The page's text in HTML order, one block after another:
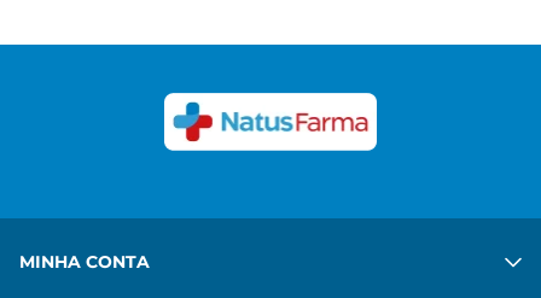
Congue felis aenean mauris sed platea diam. Porta
commodo, imperdiet sit pharetra mattis leo amet.
MINHA CONTA